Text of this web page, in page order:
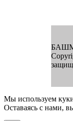
Мы используем
Оставаясь с нами,